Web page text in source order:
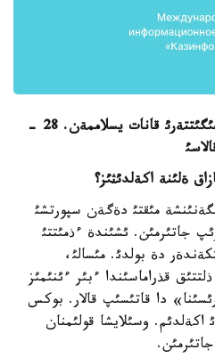
التئ الاش ذلتتئق پورتالئنئث جئگئتتةرئ قانات يسلاممةن. 28 -
ةلئنة اكةلدئثئز؟
مئقتئ دةگةن سپورتشئ
جاتئرمئن. ئشئندة ءذمئتتئ
دة بولدئ. مئسالئ،
قذراماسئندا ءبئر ءئنئمئز
دا قاتئسئپ قالار. بوكس
اكةلدئم. وسئلايشا قولئمنان